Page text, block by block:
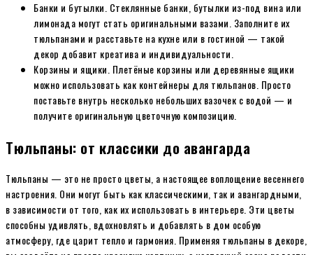
Банки и бутылки. Стеклянные банки, бутылки из-под вина или
лимонада могут стать оригинальными вазами. Заполните их
тюльпанами и расставьте на кухне или в гостиной — такой
декор добавит креатива и индивидуальности.
Корзины и ящики. Плетёные корзины или деревянные ящики
можно использовать как контейнеры для тюльпанов. Просто
поставьте внутрь несколько небольших вазочек с водой — и
получите оригинальную цветочную композицию.
Тюльпаны: от классики до авангарда
Тюльпаны — это не просто цветы, а настоящее воплощение весеннего
настроения. Они могут быть как классическими, так и авангардными,
в зависимости от того, как их использовать в интерьере. Эти цветы
способны удивлять, вдохновлять и добавлять в дом особую
атмосферу, где царит тепло и гармония. Применяя тюльпаны в декоре,